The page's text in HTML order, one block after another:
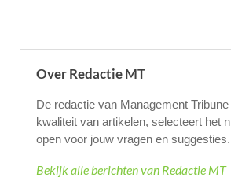
Over Redactie MT
De redactie van Management
kwaliteit van artikelen, selecteert het
open voor jouw vragen en suggesties.
Bekijk alle berichten van Redactie